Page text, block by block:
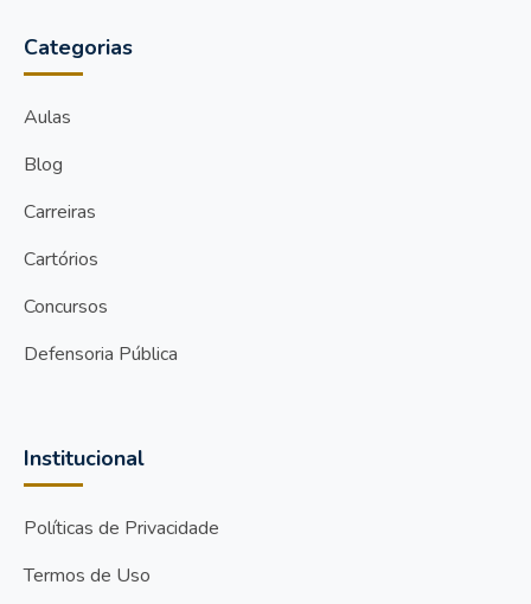
Categorias
Aulas
Blog
Carreiras
Cartórios
Concursos
Defensoria Pública
Institucional
Políticas de Privacidade
Termos de Uso